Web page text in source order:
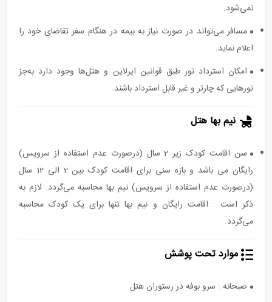
نمی‌شود.
مسافر می‌تواند در صورت نیاز به بیمه در هنگام سفر تقاضای خود را
اعلام نماید.
امکان استرداد تور طبق قوانین ایرلاین و هتل‌ها وجود دارد به‌جز
تورهایی که چارتر و غیر قابل استرداد باشند.
نیم بها هتل
سن اقامت کودک زیر 2 سال (درصورت عدم استفاده از سرویس)
رایگان می باشد و بازه سنی برای اقامت کودک بین 2 الی 12 سال
(درصورت عدم استفاده از سرویس) نیم بها محاسبه می‌گردد. لازم به
ذکر است : اقامت رایگان و نیم بها تنها برای یک کودک محاسبه
می‌گردد.
موارد تحت پوشش
صبحانه : سرو بوفه در رستوران هتل